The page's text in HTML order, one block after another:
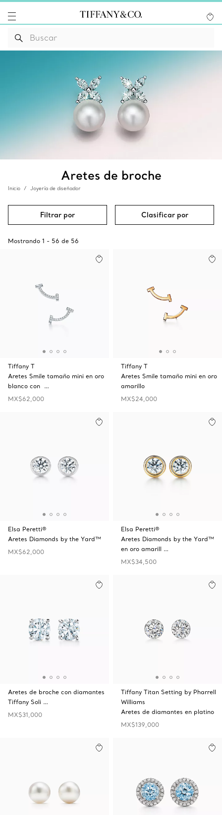
Aretes de broche
Inicio Joyería de diseñador
Filtrar por Clasificar por
Mostrando 1 - 56 de 56
Tiffany T
Aretes Smile tamaño mini en oro
blanco con …
MX$62,000
Tiffany T
Aretes Smile tamaño mini en oro
amarillo
MX$24,000
Elsa Peretti®
Aretes Diamonds by the Yard™
MX$62,000
Elsa Peretti®
Aretes Diamonds by the Yard™
en oro amarill …
MX$34,500
Aretes de broche con diamantes
Tiffany Soli …
MX$31,000
Tiffany Titan Setting by Pharrell
Williams
Aretes de diamantes en platino
MX$139,000